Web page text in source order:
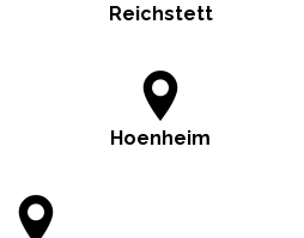
Reichstett
Hoenheim